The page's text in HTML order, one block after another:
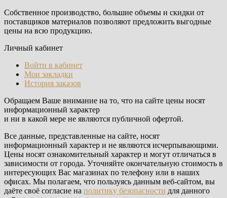
Собственное производство, большие объемы и скидки от
поставщиков материалов позволяют предложить выгодные
цены на всю продукцию.
Личный кабинет
Войти в кабинет
Мои закладки
История заказов
Обращаем Ваше внимание на то, что на сайте цены носят
информационный характер
и ни в какой мере не являются публичной офертой.
Все данные, представленные на сайте, носят
информационный характер и не являются исчерпывающими.
Цены носят ознакомительный характер и могут отличаться в
зависимости от города. Уточняйте окончательную стоимость в
интересующих Вас магазинах по телефону или в наших
офисах. Мы полагаем, что пользуясь данным веб-сайтом, вы
даёте своё согласие на политику безопасности для данного